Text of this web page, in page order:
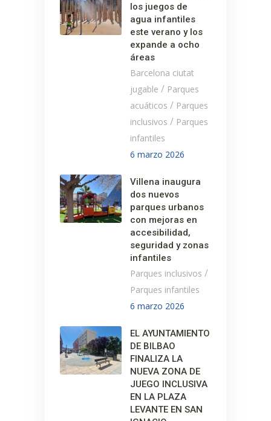
los juegos de
agua infantiles
este verano y los
expande a ocho
áreas
Barcelona ciutat
jugable / Parques
acuáticos / Parques
inclusivos / Parques
infantiles
6 marzo 2026
Villena inaugura
dos nuevos
parques urbanos
con mejoras en
accesibilidad,
seguridad y zonas
infantiles
Parques inclusivos /
Parques infantiles
6 marzo 2026
EL AYUNTAMIENTO
DE BILBAO
FINALIZA LA
NUEVA ZONA DE
JUEGO INCLUSIVA
EN LA PLAZA
LEVANTE EN SAN